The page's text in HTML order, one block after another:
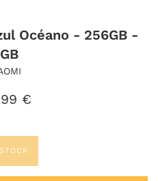
Océano - 256GB -
€